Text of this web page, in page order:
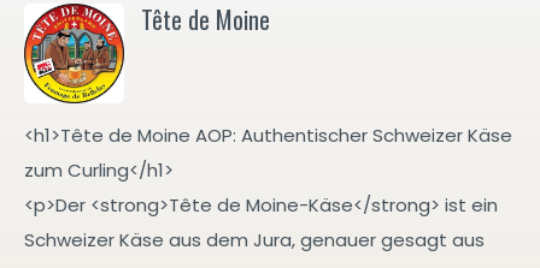
Tête de Moine
<h1>Tête de Moine AOP: Authentischer Schweizer Käse
zum Curling</h1>
<p>Der <strong>Tête de Moine-Käse</strong> ist ein
Schweizer Käse aus dem Jura, genauer gesagt aus